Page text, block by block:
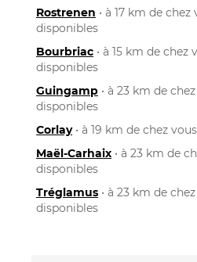
Rostrenen • à 17 km de
disponibles
Bourbriac • à 15 km de chez
disponibles
Guingamp • à 23 km de
disponibles
Corlay• à 19 km de chez
Maël-Carhaix • à 23 km de
disponibles
Tréglamus • à 23 km de
disponibles